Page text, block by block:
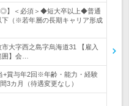
◎】＜必須＞◆短大卒以上◆普通
（※若年層の長期キャリア形成
大字西之島字烏海道31 【雇入
】会…
+賞与年2回※年齢・能力・経験
3カ月（待遇変更なし）